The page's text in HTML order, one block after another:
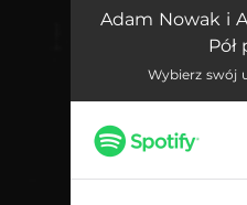
Który jestem
Cokolwiek ujęte
Jest racja i każdy
Ogół
Adam Nowak i
Pół
Wybierz swój